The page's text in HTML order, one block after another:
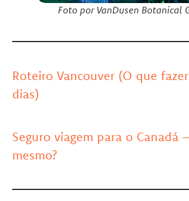
Foto por VanDusen Botanical
Roteiro Vancouver (O que
dias)
Seguro viagem para o Canadá
mesmo?